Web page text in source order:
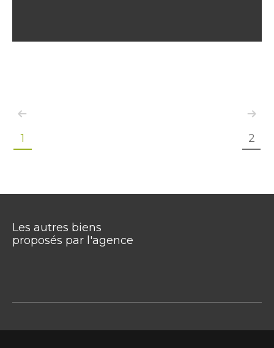
1 2
Les autres biens
proposés par l'agence